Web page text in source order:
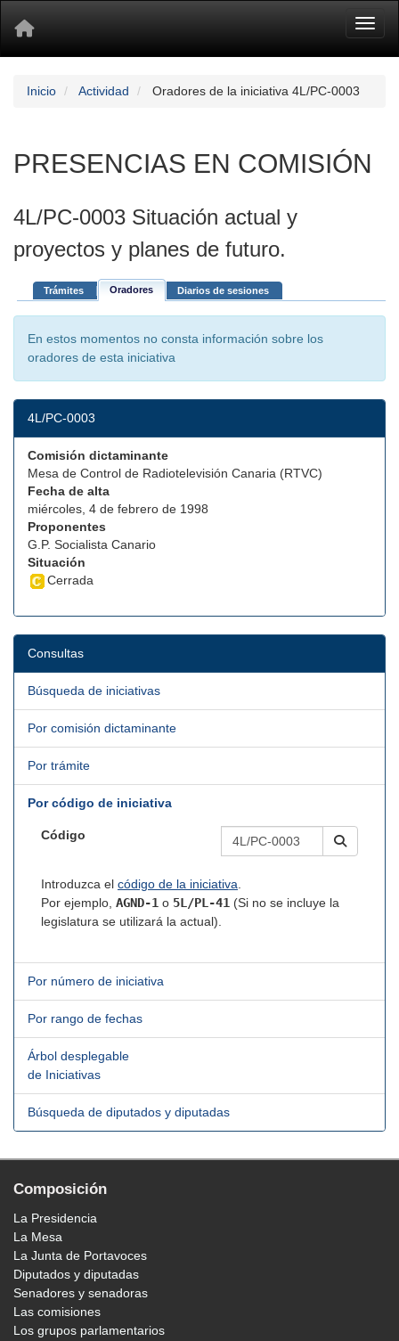
Inicio Actividad Oradores de la iniciativa 4L/PC-0003
PRESENCIAS EN COMISIÓN
4L/PC-0003 Situación actual y
proyectos y planes de futuro.
Trámites Oradores Diarios de sesiones
En estos momentos no consta información sobre los
oradores de esta iniciativa
4L/PC-0003
Comisión dictaminante
Mesa de Control de Radiotelevisión Canaria (RTVC)
Fecha de alta
miércoles, 4 de febrero de 1998
Proponentes
G.P. Socialista Canario
Situación
Cerrada
Consultas
Búsqueda de iniciativas
Por comisión dictaminante
Por trámite
Por código de iniciativa
Código
Introduzca el código de la iniciativa.
Por ejemplo, AGND-1 o 5L/PL-41 (Si no se incluye la
legislatura se utilizará la actual).
Por número de iniciativa
Por rango de fechas
Árbol desplegable
de Iniciativas
Búsqueda de diputados y diputadas
Composición
La Presidencia
La Mesa
La Junta de Portavoces
Diputados y diputadas
Senadores y senadoras
Las comisiones
Los grupos parlamentarios